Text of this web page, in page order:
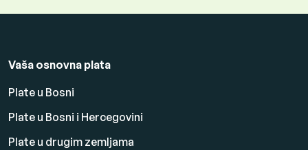
Vaša osnovna plata
Plate u Bosni
Plate u Bosni i Hercegovini
Plate u drugim zemljama